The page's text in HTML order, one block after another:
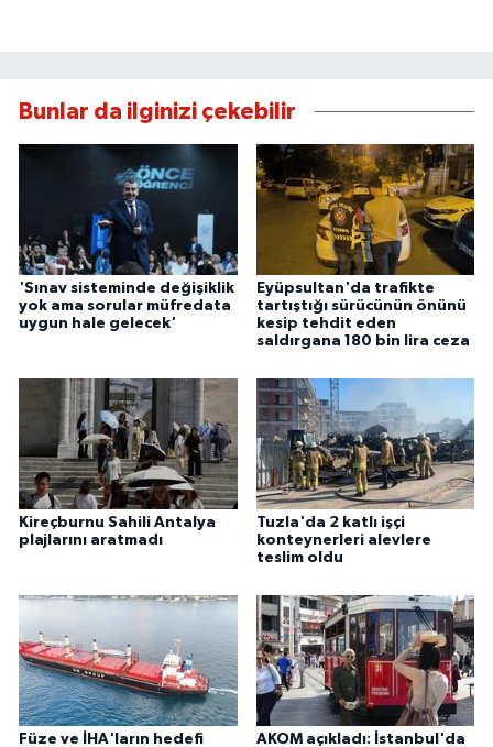
Bunlar da ilginizi çekebilir
'Sınav sisteminde değişiklik
yok ama sorular müfredata
uygun hale gelecek'
Eyüpsultan'da trafikte
tartıştığı sürücünün önünü
kesip tehdit eden
saldırgana 180 bin lira ceza
Kireçburnu Sahili Antalya
plajlarını aratmadı
Tuzla'da 2 katlı işçi
konteynerleri alevlere
teslim oldu
Füze ve İHA'ların hedefi
AKOM açıkladı: İstanbul'da